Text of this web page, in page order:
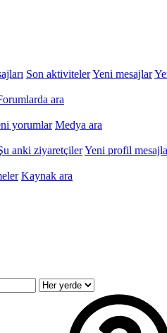
Son aktivitelerYeni mesajlar
ara
yorumlar Medya ara
anki ziyaretçilerYeni profil
Kaynak ara